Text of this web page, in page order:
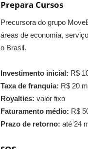
Prepara Cursos
Precursora do grupo
áreas de economia,
o Brasil.
Investimento inicial: R$
Taxa de franquia: R$ 20
Royalties: valor fixo
Faturamento médio: R$
Prazo de retorno: até 24